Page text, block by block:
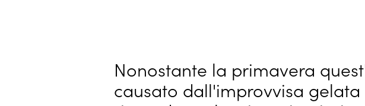
Nonostante la primavera
causato dall'improvvisa